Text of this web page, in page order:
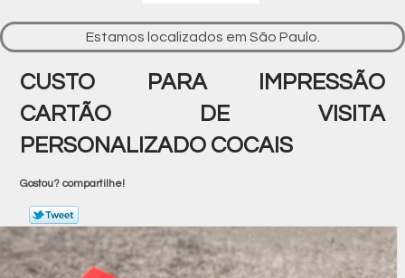
Estamos localizados em São Paulo.
CUSTO PARA IMPRESSÃO
CARTÃO DE VISITA
PERSONALIZADO COCAIS
Gostou? compartilhe!